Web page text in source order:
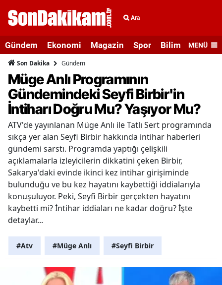
Ara
Gündem Ekonomi Magazin Spor Bilim veMENÜ
Son Dakika Gündem
Müge Anlı Programının
Gündemindeki Seyfi Birbir'in
İntiharı Doğru Mu? Yaşıyor Mu?
ATV'de yayınlanan Müge Anlı ile Tatlı Sert programında
sıkça yer alan Seyfi Birbir hakkında intihar haberleri
gündemi sarstı. Programda yaptığı çelişkili
açıklamalarla izleyicilerin dikkatini çeken Birbir,
Sakarya'daki evinde ikinci kez intihar girişiminde
bulunduğu ve bu kez hayatını kaybettiği iddialarıyla
konuşuluyor. Peki, Seyfi Birbir gerçekten hayatını
kaybetti mi? İntihar iddiaları ne kadar doğru? İşte
detaylar...
#Atv #Müge Anlı #Seyfi Birbir